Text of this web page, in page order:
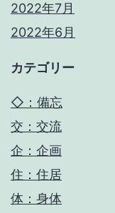
2022年7月
2022年6月
カテゴリー
◇：備忘
交：交流
企：企画
住：住居
体：身体